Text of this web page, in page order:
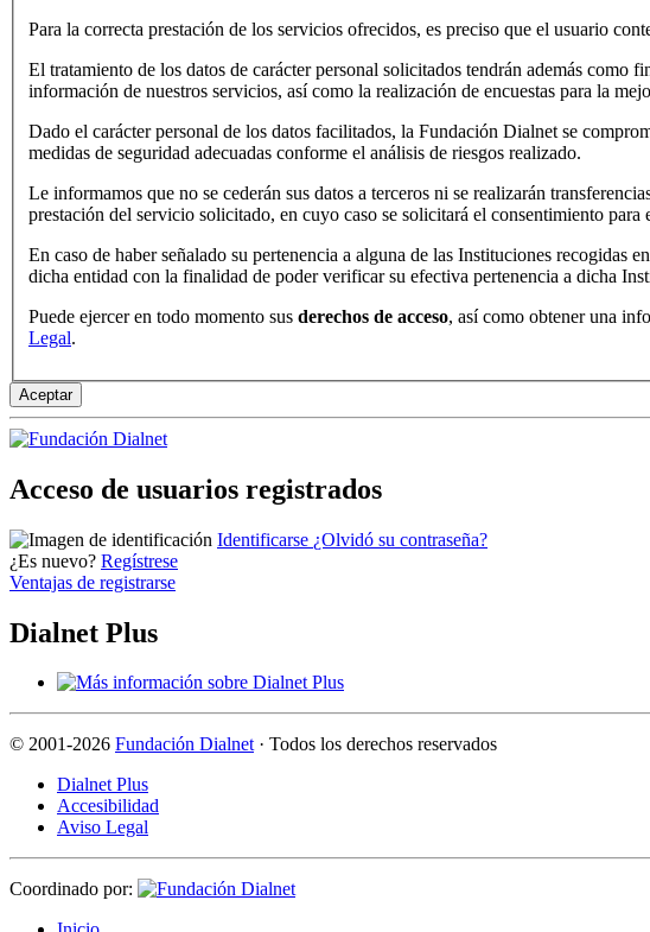
Para la correcta prestación de los servicios ofrecidos, es preciso que el usuario
El tratamiento de los datos de carácter personal solicitados tendrán además
información de nuestros servicios, así como la realización de encuestas para la
Dado el carácter personal de los datos facilitados, la Fundación Dialnet se
medidas de seguridad adecuadas conforme el análisis de riesgos realizado.
Le informamos que no se cederán sus datos a terceros ni se realizarán
prestación del servicio solicitado, en cuyo caso se solicitará el consentimiento para
En caso de haber señalado su pertenencia a alguna de las Instituciones
dicha entidad con la finalidad de poder verificar su efectiva pertenencia a dicha
Puede ejercer en todo momento sus derechos de acceso, así como obtener una
Legal.
Aceptar
Acceso de usuarios registrados
Identificarse ¿Olvidó su contraseña?
¿Es nuevo? Regístrese
Ventajas de registrarse
Dialnet Plus
© 2001-2026 Fundación Dialnet· Todos los derechos reservados
Dialnet Plus
Accesibilidad
Aviso Legal
Coordinado por: